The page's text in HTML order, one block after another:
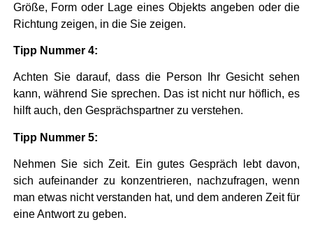
Größe, Form oder Lage eines Objekts angeben oder die
Richtung zeigen, in die Sie zeigen.
Tipp Nummer 4:
Achten Sie darauf, dass die Person Ihr Gesicht sehen
kann, während Sie sprechen. Das ist nicht nur höflich, es
hilft auch, den Gesprächspartner zu verstehen.
Tipp Nummer 5:
Nehmen Sie sich Zeit. Ein gutes Gespräch lebt davon,
sich aufeinander zu konzentrieren, nachzufragen, wenn
man etwas nicht verstanden hat, und dem anderen Zeit für
eine Antwort zu geben.